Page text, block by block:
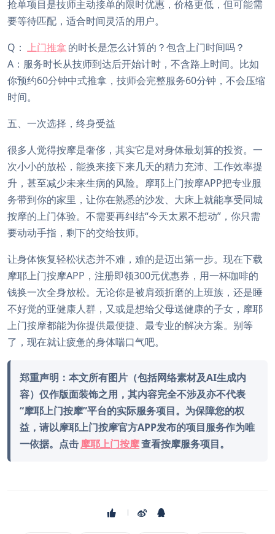
抢单项目是技师主动接单的限时优惠，价格更低，但可能需
要等待匹配，适合时间灵活的用户。
Q： 上门推拿的时长是怎么计算的？包含上门时间吗？
A：服务时长从技师到达后开始计时，不含路上时间。比如
你预约60分钟中式推拿，技师会完整服务60分钟，不会压缩
时间。
五、一次选择，终身受益
很多人觉得按摩是奢侈，其实它是对身体最划算的投资。一
次小小的放松，能换来接下来几天的精力充沛、工作效率提
升，甚至减少未来生病的风险。摩耶上门按摩APP把专业服
务带到你的家里，让你在熟悉的沙发、大床上就能享受同城
按摩的上门体验。不需要再纠结“今天太累不想动”，你只需
要动动手指，剩下的交给技师。
让身体恢复轻松状态并不难，难的是迈出第一步。现在下载
摩耶上门按摩APP，注册即领300元优惠券，用一杯咖啡的
钱换一次全身放松。无论你是被肩颈折磨的上班族，还是睡
不好觉的亚健康人群，又或是想给父母送健康的子女，摩耶
上门按摩都能为你提供最便捷、最专业的解决方案。别等
了，现在就让疲惫的身体喘口气吧。
郑重声明：本文所有图片（包括网络素材及AI生成内
容）仅作版面装饰之用，其内容完全不涉及亦不代表
“摩耶上门按摩”平台的实际服务项目。为保障您的权
益，请以摩耶上门按摩官方APP发布的项目服务作为唯
一依据。点击摩耶上门按摩查看按摩服务项目。